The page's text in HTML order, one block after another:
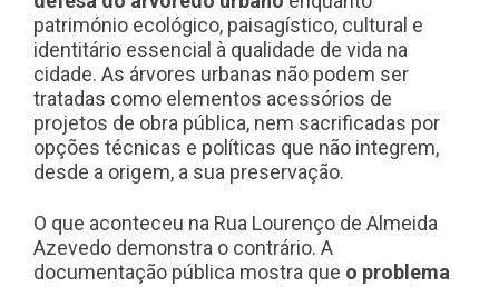
património ecológico, paisagístico, cultural e
identitário essencial à qualidade de vida na
cidade. As árvores urbanas não podem ser
tratadas como elementos acessórios de
projetos de obra pública, nem sacrificadas por
opções técnicas e políticas que não integrem,
desde a origem, a sua preservação.
O que aconteceu na Rua Lourenço de Almeida
Azevedo demonstra o contrário. A
documentação pública mostra que o problema